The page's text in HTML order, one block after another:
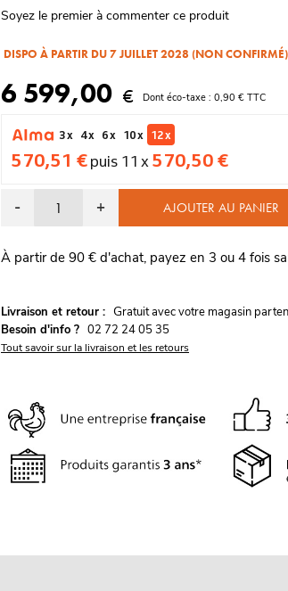
Soyez le premier à commenter ce produit
DISPO À PARTIR DU 7 JUILLET 2028 (NON CONFIRMÉ)
6 599,00 € Dont éco-taxe : 0,90 € TTC
3 x 4 x 6 x 10 x 12 x
570,51 €puis 11 x570,50 €
- + AJOUTER AU PANIER
À partir de 90 € d'achat, payez en 3 ou 4 fois
Livraison et retour : Gratuit avec votre magasin
Besoin d'info ? 02 72 24 05 35
Tout savoir sur la livraison et les retours